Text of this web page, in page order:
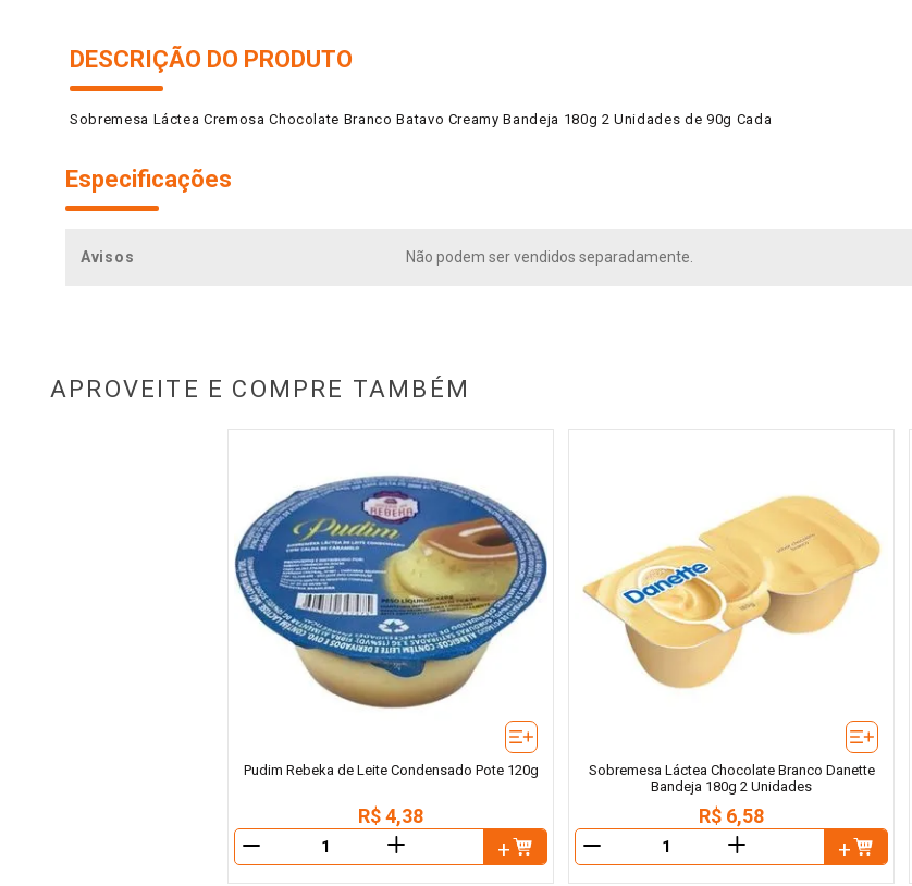
DESCRIÇÃO DO PRODUTO
Sobremesa Láctea Cremosa Chocolate Branco Batavo Creamy Bandeja 180g 2 Unidades de 90g Cada
Especificações
Avisos Não podem ser vendidos separadamente.
APROVEITE E COMPRE TAMBÉM
Pudim Rebeka de Leite Condensado Pote 120g
R$4,38
＋
Sobremesa Láctea Chocolate Branco Danette
Bandeja 180g 2 Unidades
R$ 6,58
＋